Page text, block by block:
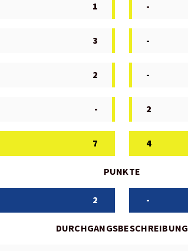
1 -
3 -
2 -
- 2
7 4
PUNKTE
2 -
DURCHGANGSBESCHREIBUNG